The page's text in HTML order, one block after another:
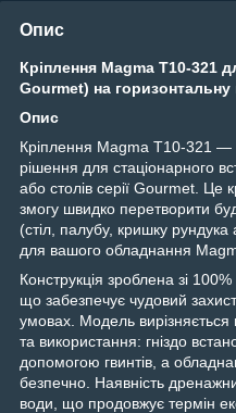
Опис
Кріплення Magma T10-321
Gourmet) на
Опис
Кріплення Magma T10-321 —
рішення для стаціонарного
або столів серії Gourmet.
змогу швидко перетворити
(стіл, палубу, кришку
для вашого обладнання
Конструкція зроблена зі 100%
що забезпечує чудовий
умовах. Модель
та використання: гніздо
допомогою гвинтів, а
безпечно. Наявність
води, що продовжує термін